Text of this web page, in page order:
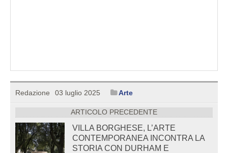
Redazione 03 luglio 2025 Arte
ARTICOLO PRECEDENTE
VILLA BORGHESE, L’ARTE
CONTEMPORANEA INCONTRA LA
STORIA CON DURHAM E